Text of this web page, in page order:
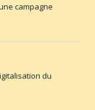
campagne
du